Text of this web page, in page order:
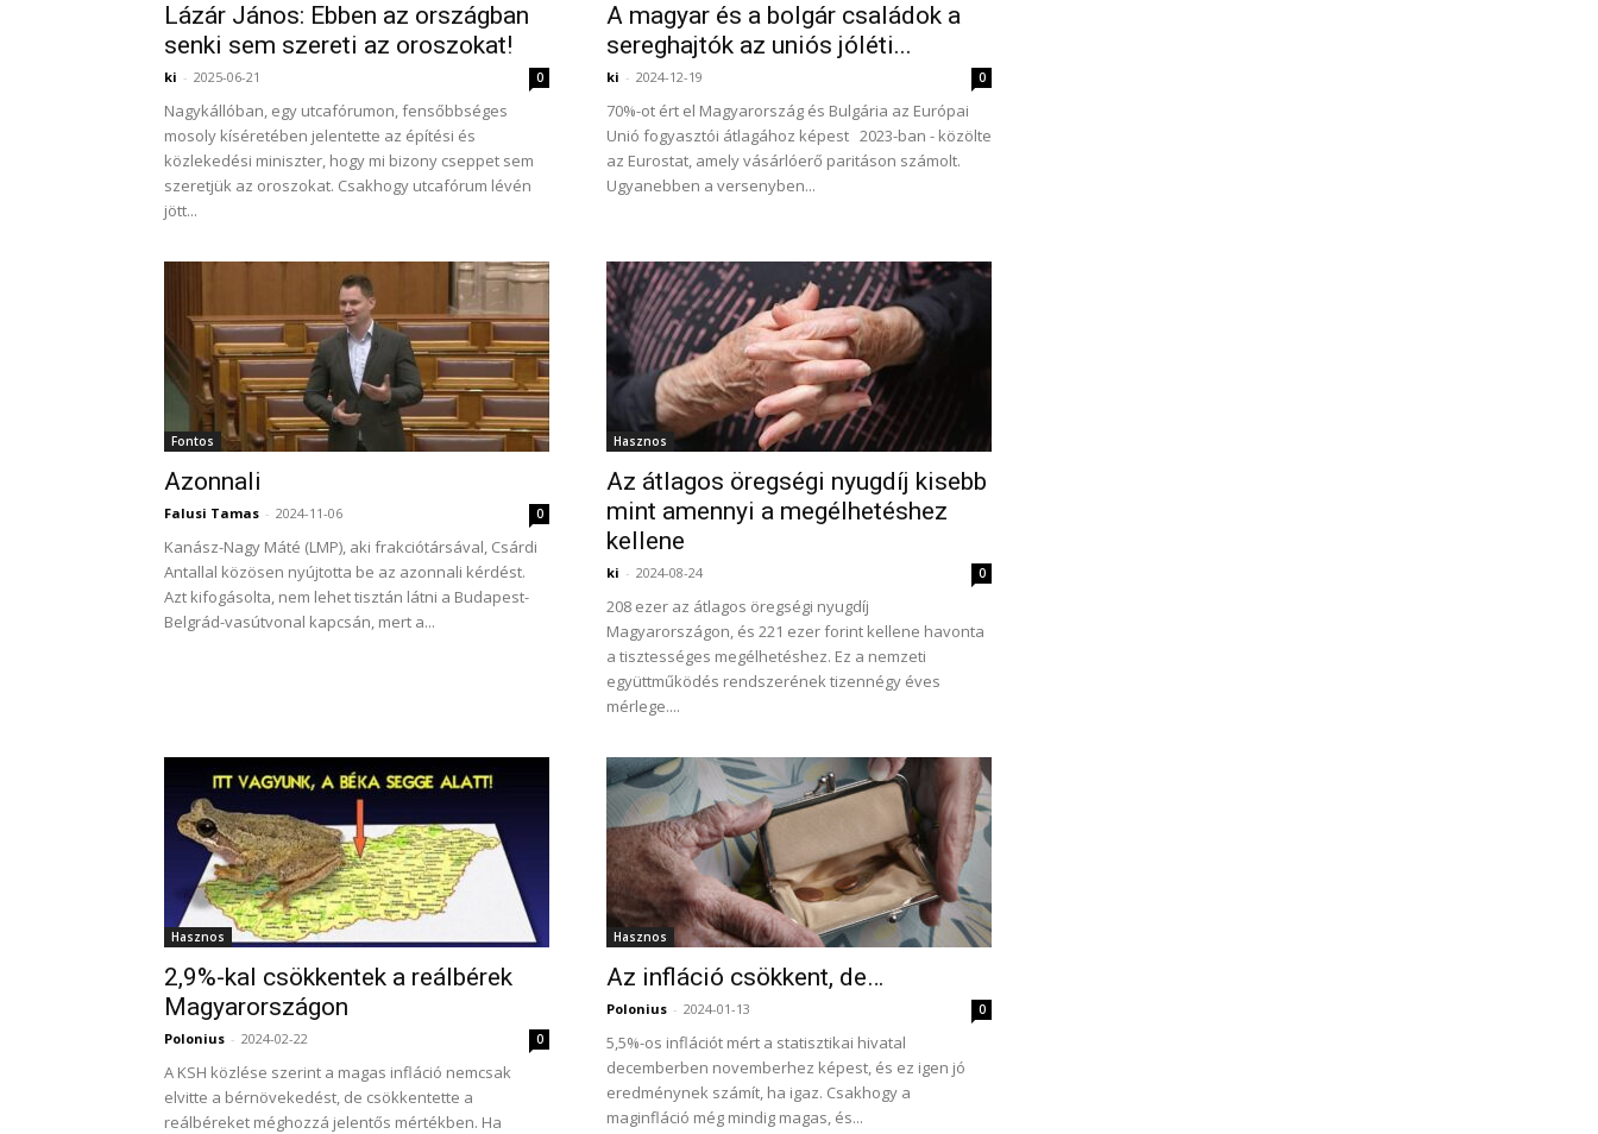
Lázár János: Ebben az országban
senki sem szereti az oroszokat!
ki - 2025-06-21 0
Nagykállóban, egy utcafórumon, fensőbbséges
mosoly kíséretében jelentette az építési és
közlekedési miniszter, hogy mi bizony cseppet sem
szeretjük az oroszokat. Csakhogy utcafórum lévén
jött...
A magyar és a bolgár családok a
sereghajtók az uniós jóléti...
ki - 2024-12-19 0
70%-ot ért el Magyarország és Bulgária az Európai
Unió fogyasztói átlagához képest 2023-ban - közölte
az Eurostat, amely vásárlóerő paritáson számolt.
Ugyanebben a versenyben...
Fontos
Azonnali
Falusi Tamas - 2024-11-06 0
Kanász-Nagy Máté (LMP), aki frakciótársával, Csárdi
Antallal közösen nyújtotta be az azonnali kérdést.
Azt kifogásolta, nem lehet tisztán látni a Budapest-
Belgrád-vasútvonal kapcsán, mert a...
Hasznos
Az átlagos öregségi nyugdíj kisebb
mint amennyi a megélhetéshez
kellene
ki - 2024-08-24 0
208 ezer az átlagos öregségi nyugdíj
Magyarországon, és 221 ezer forint kellene havonta
a tisztességes megélhetéshez. Ez a nemzeti
együttműködés rendszerének tizennégy éves
mérlege....
Hasznos
2,9%-kal csökkentek a reálbérek
Magyarországon
Polonius - 2024-02-22 0
A KSH közlése szerint a magas infláció nemcsak
elvitte a bérnövekedést, de csökkentette a
reálbéreket méghozzá jelentős mértékben. Ha
Hasznos
Az infláció csökkent, de…
Polonius - 2024-01-13 0
5,5%-os inflációt mért a statisztikai hivatal
decemberben novemberhez képest, és ez igen jó
eredménynek számít, ha igaz. Csakhogy a
maginfláció még mindig magas, és...